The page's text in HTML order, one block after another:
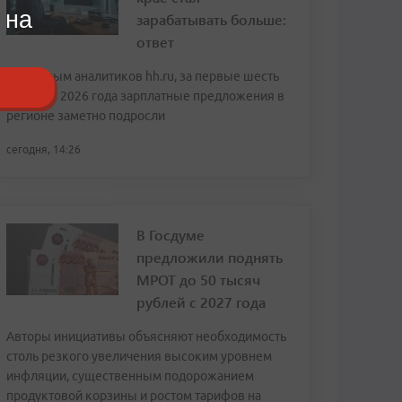
зарабатывать больше:
ответ
По данным аналитиков hh.ru, за первые шесть
месяцев 2026 года зарплатные предложения в
регионе заметно подросли
сегодня, 14:26
В Госдуме
предложили поднять
МРОТ до 50 тысяч
рублей с 2027 года
Авторы инициативы объясняют необходимость
столь резкого увеличения высоким уровнем
инфляции, существенным подорожанием
продуктовой корзины и ростом тарифов на